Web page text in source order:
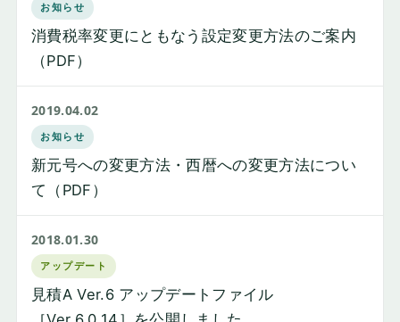
お知らせ
消費税率変更にともなう設定変更方法のご案内
（PDF）
2019.04.02
お知らせ
新元号への変更方法・西暦への変更方法につい
て（PDF）
2018.01.30
アップデート
見積A Ver.6 アップデートファイル